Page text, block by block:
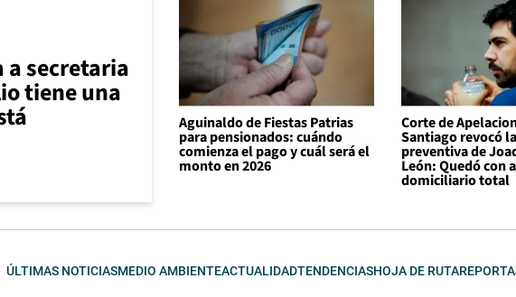
a secretaria
tiene una
Aguinaldo de Fiestas Patrias
para pensionados: cuándo
comienza el pago y cuál será el
monto en 2026
Corte de
Santiago revocó
preventiva de
León: Quedó con
domiciliario total
ÚLTIMAS NOTICIASMEDIO AMBIENTEACTUALIDADTENDENCIASHOJA DE RUTA